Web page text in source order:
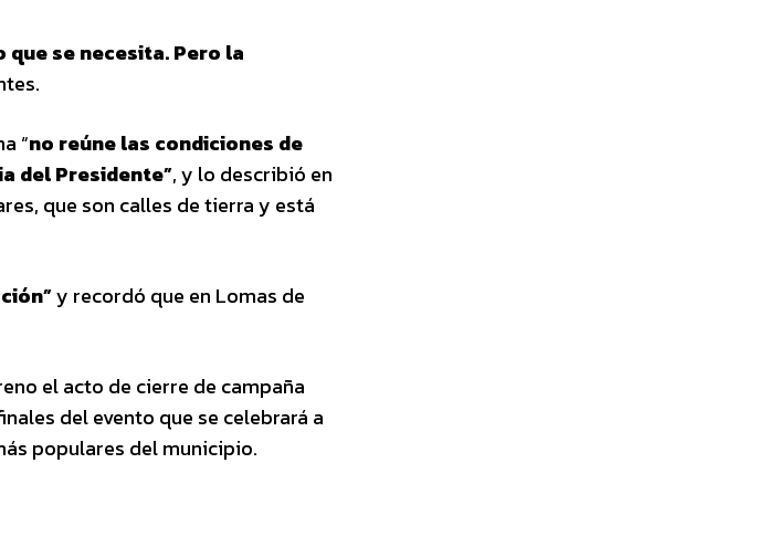
que se necesita. Pero la
“no reúne las condiciones de
del Presidente”, y lo describió en
que son calles de tierra y está
y recordó que en Lomas de
el acto de cierre de campaña
del evento que se celebrará a
populares del municipio.